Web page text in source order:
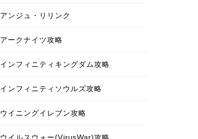
アンジュ・リリンク
アークナイツ攻略
インフィニティキングダム攻略
インフィニティソウルズ攻略
ウイニングイレブン攻略
ウイルスウォー(VirusWar)攻略